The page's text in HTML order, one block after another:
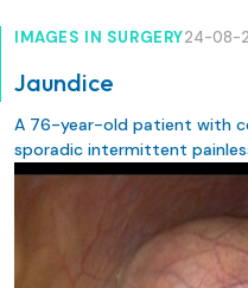
IMAGES IN SURGERY24-08-
Jaundice
A 76-year-old patient with
sporadic intermittent
is referred to surgery